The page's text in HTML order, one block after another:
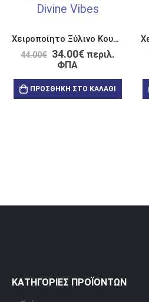
Χειροποίητο Ξύλινο Κουτί με Διπλό Λουστράρισμα & Χάραξη Λέιζερ “I Closed My Eyes”
44.00€ 34.00€ περιλ.
ΦΠΑ
ΠΡΟΣΘΉΚΗ ΣΤΟ ΚΑΛΆΘΙ
ΚΑΤΗΓΟΡΊΕΣ ΠΡΟΪΌΝΤΩΝ